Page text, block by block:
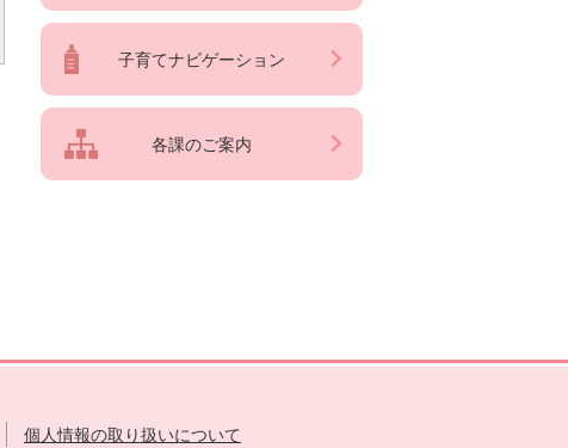
子育てナビゲーション
各課のご案内
個人情報の取り扱いについて